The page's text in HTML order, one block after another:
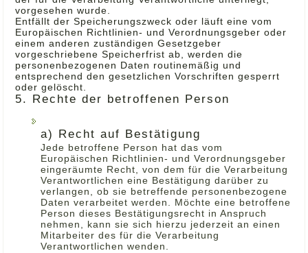
vorgesehen wurde.
Entfällt der Speicherungszweck oder läuft eine vom
Europäischen Richtlinien- und Verordnungsgeber oder
einem anderen zuständigen Gesetzgeber
vorgeschriebene Speicherfrist ab, werden die
personenbezogenen Daten routinemäßig und
entsprechend den gesetzlichen Vorschriften gesperrt
oder gelöscht.
5. Rechte der betroffenen Person
a) Recht auf Bestätigung
Jede betroffene Person hat das vom
Europäischen Richtlinien- und Verordnungsgeber
eingeräumte Recht, von dem für die Verarbeitung
Verantwortlichen eine Bestätigung darüber zu
verlangen, ob sie betreffende personenbezogene
Daten verarbeitet werden. Möchte eine betroffene
Person dieses Bestätigungsrecht in Anspruch
nehmen, kann sie sich hierzu jederzeit an einen
Mitarbeiter des für die Verarbeitung
Verantwortlichen wenden.